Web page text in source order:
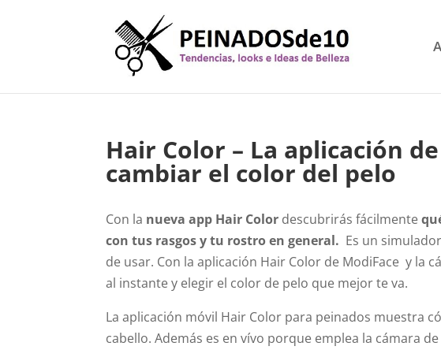
Hair Color – La aplicación
cambiar el color del pelo
Con la nueva app Hair Color descubrirás fácilmente
con tus rasgos y tu rostro en general. Es un
de usar. Con la aplicación Hair Color de ModiFace y la
al instante y elegir el color de pelo que mejor te va.
La aplicación móvil Hair Color para peinados muestra
cabello. Además es en vívo porque emplea la cámara